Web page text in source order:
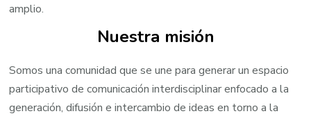
amplio.
Nuestra misión
Somos una comunidad que se une para generar un espacio
participativo de comunicación interdisciplinar enfocado a la
generación, difusión e intercambio de ideas en torno a la